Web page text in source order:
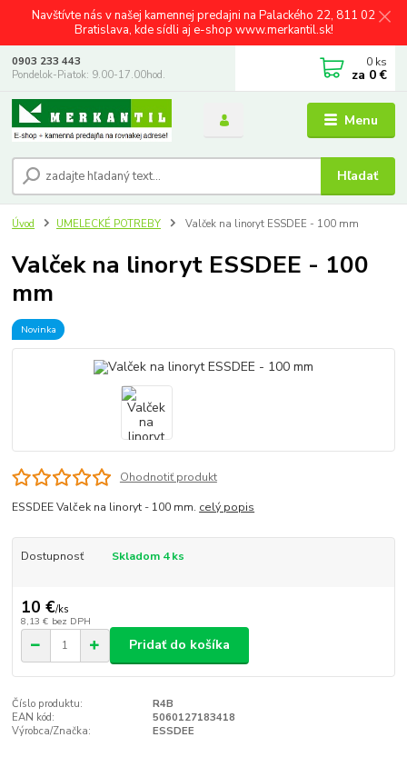
Navštívte nás v našej kamennej predajni na Palackého 22, 811 02
Bratislava, kde sídli aj e-shop www.merkantil.sk!
Menu
Hľadať
0903 233 443
Pondelok-Piatok: 9.00-17.00hod.
0 ks
za 0 €
Úvod UMELECKÉ POTREBY Valček na linoryt ESSDEE - 100 mm
Valček na linoryt ESSDEE - 100
mm
Novinka
Ohodnotiť produkt
ESSDEE Valček na linoryt - 100 mm. celý popis
Dostupnosť Skladom 4 ks
10 €/ks
8,13 € bez DPH
Pridať do košíka
Číslo produktu:
R4B
EAN kód:
5060127183418
Výrobca/Značka:
ESSDEE